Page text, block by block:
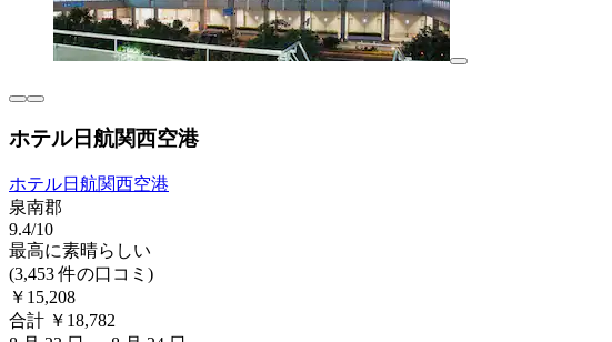
ホテル日航関西空港
ホテル日航関西空港
泉南郡
9.4/10
最高に素晴らしい
(3,453 件の口コミ)
￥15,208
合計 ￥18,782